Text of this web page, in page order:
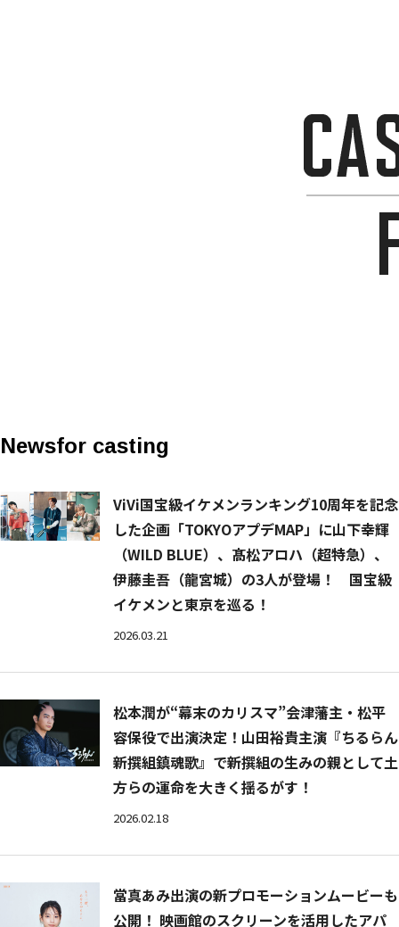
Newsfor casting
ViVi国宝級イケメンランキング10周年を記念
した企画「TOKYOアプデMAP」に山下幸輝
（WILD BLUE）、髙松アロハ（超特急）、
伊藤圭吾（龍宮城）の3人が登場！ 国宝級
イケメンと東京を巡る！
2026.03.21
松本潤が“幕末のカリスマ”会津藩主・松平
容保役で出演決定！山田裕貴主演『ちるらん
新撰組鎮魂歌』で新撰組の生みの親として土
方らの運命を大きく揺るがす！
2026.02.18
當真あみ出演の新プロモーションムービーも
公開！ 映画館のスクリーンを活用したアパ